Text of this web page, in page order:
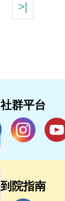
>|
社群平台
到院指南